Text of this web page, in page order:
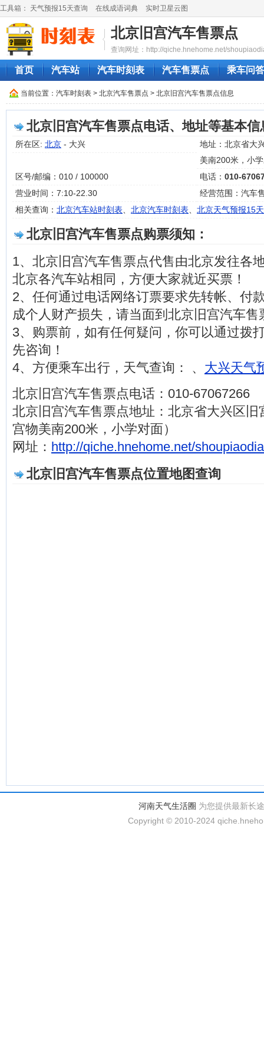
工具箱： 天气预报15天查询 在线成语词典 实时卫星云图
北京旧宫汽车售票点
查询网址：http://qiche.hnehome.net/
首页 汽车站 汽车时刻表 汽车售票点 乘车问答
当前位置： 汽车时刻表 > 北京汽车售票点 > 北京旧宫汽车售票点信息
北京旧宫汽车售票点电话、地址等基本信
所在区: 北京 - 大兴
地址：北京省大
美南200米，小
区号/邮编：010 / 100000
电话： 010-
营业时间：7:10-22.30
经营范围：汽车
相关查询： 北京汽车站时刻表 北京汽车时刻表 北京天气预报15天
北京旧宫汽车售票点购票须知：
1、北京旧宫汽车售票点代售由北京发往各
北京各汽车站相同，方便大家就近买票！
2、任何通过电话网络订票要求先转帐、付
成个人财产损失，请当面到北京旧宫汽车售
3、购票前，如有任何疑问，你可以通过拨
先咨询！
4、方便乘车出行，天气查询： 、 大兴天气
北京旧宫汽车售票点电话：010-67067266
北京旧宫汽车售票点地址：北京省大兴区旧
宫物美南200米，小学对面）
网址： http://qiche.hnehome.net/
北京旧宫汽车售票点位置地图查询
河南天气生活圈 为您提供最新长
Copyright © 2010-2024